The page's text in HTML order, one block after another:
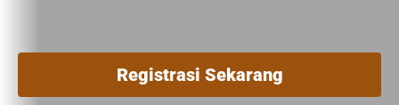
Registrasi Sekarang